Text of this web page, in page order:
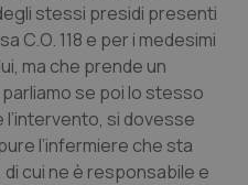
stessi presidi presenti
C.O. 118 e per i medesimi
ma che prende un
se poi lo stesso
l’intervento, si dovesse
l’infermiere che sta
cui ne è responsabile e